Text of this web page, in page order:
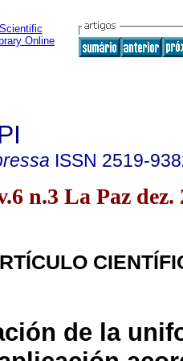
ISSN 2519-
n.3 La Paz dez.
de la